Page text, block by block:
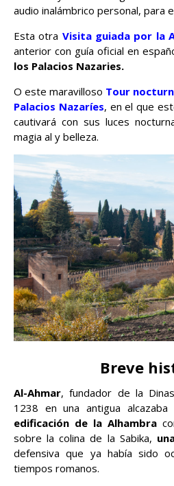
audio inalámbrico personal, para
Esta otra Visita guiada por la
anterior con guía oficial en
los Palacios Nazaries.
O este maravilloso Tour
Palacios Nazaríes, en el que
cautivará con sus luces
magia al y belleza.
Breve
Al-Ahmar, fundador de la
1238 en una antigua alcazaba
edificación de la Alhambra
sobre la colina de la Sabika,
defensiva que ya había sido
tiempos romanos.